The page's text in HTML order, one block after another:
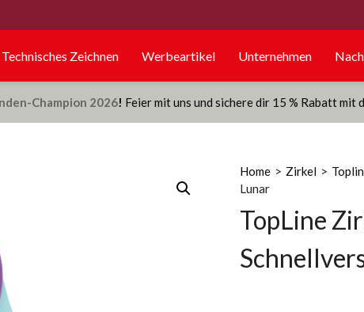
Technisches Zeichnen Werbeartikel Unternehmen
Champion 2026! Feier mit uns und sichere dir 15 % Rabatt mit
Home > Zirkel >
Lunar
TopLine